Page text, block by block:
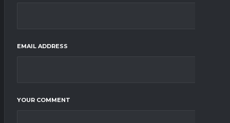
EMAIL ADDRESS
YOUR COMMENT